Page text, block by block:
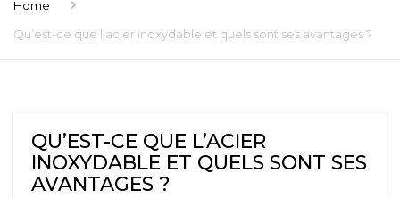
Home
Qu’est-ce que l’acier inoxydable et quels sont ses avantages ?
QU’EST-CE QUE L’ACIER
INOXYDABLE ET QUELS SONT SES
AVANTAGES ?